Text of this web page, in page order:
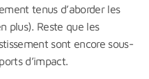
tenus d’aborder les
plus). Reste que les
sont encore sous-
d’impact.